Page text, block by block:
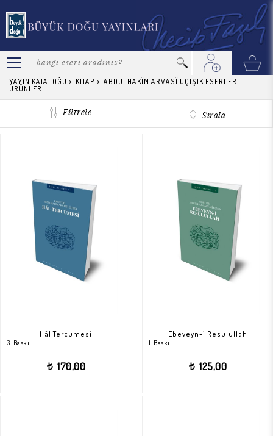
YAYIN KATALOĞU > KİTAP > ABDÜLHAKÎM ARVASÎ ÜÇIŞIK ESERLERİ
ÜRÜNLER
Filtrele Sırala
Hâl Tercümesi
3. Baskı
t 170,00
Ebeveyn-i Resulullah
1. Baskı
t 125,00